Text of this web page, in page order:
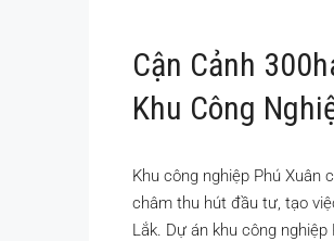
Cận Cảnh
Khu Công
Khu công nghiệp Phú Xuân
châm thu hút đầu tư, tạo
Lắk. Dự án khu công